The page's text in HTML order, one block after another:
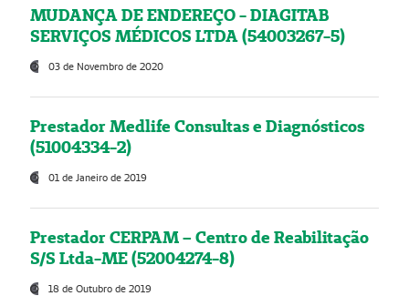
MUDANÇA DE ENDEREÇO - DIAGITAB
SERVIÇOS MÉDICOS LTDA (54003267-5)
03 de Novembro de 2020
Prestador Medlife Consultas e Diagnósticos
(51004334-2)
01 de Janeiro de 2019
Prestador CERPAM – Centro de Reabilitação
S/S Ltda-ME (52004274-8)
18 de Outubro de 2019